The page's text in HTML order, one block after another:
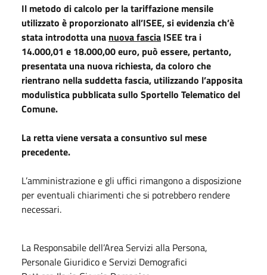
Il metodo di calcolo per la tariffazione mensile
utilizzato è proporzionato all’ISEE, si evidenzia ch’è
stata introdotta una nuova fascia ISEE tra i
14.000,01 e 18.000,00 euro, può essere, pertanto,
presentata una nuova richiesta, da coloro che
rientrano nella suddetta fascia, utilizzando l’apposita
modulistica pubblicata sullo Sportello Telematico del
Comune.
La retta viene versata a consuntivo sul mese
precedente.
L’amministrazione e gli uffici rimangono a disposizione
per eventuali chiarimenti che si potrebbero rendere
necessari.
La Responsabile dell’Area Servizi alla Persona,
Personale Giuridico e Servizi Demografici